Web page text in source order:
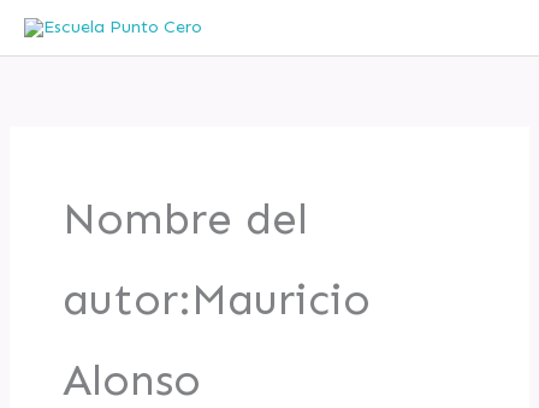
Nombre del
autor:Mauricio
Alonso